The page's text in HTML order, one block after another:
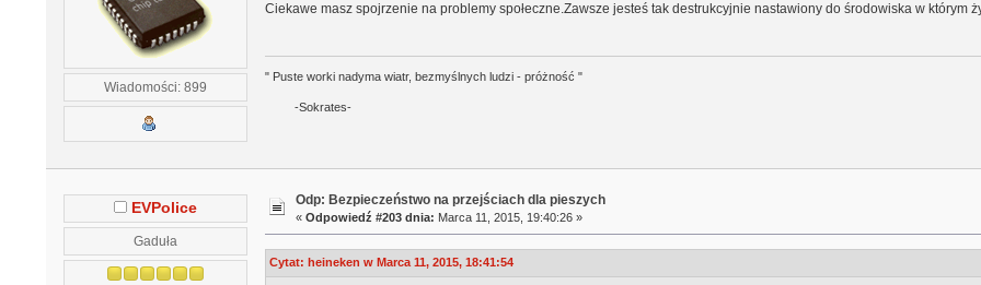
Wiadomości: 899
Ciekawe masz spojrzenie na problemy społeczne.Zawsze jesteś tak destrukcyjnie nastawiony do środowiska w którym
" Puste worki nadyma wiatr, bezmyślnych ludzi - próżność "
-Sokrates-
EVPolice
Gaduła
Odp: Bezpieczeństwo na przejściach dla pieszych
«Odpowiedź #203 dnia: Marca 11, 2015, 19:40:26 »
Cytat: heineken w Marca 11, 2015, 18:41:54